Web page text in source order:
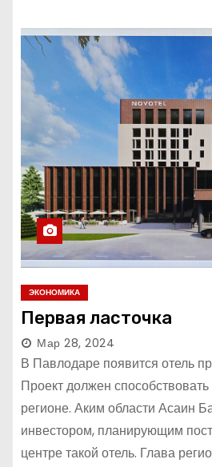
ЭКОНОМИКА
Первая ласточка
Мар 28, 2024
В Павлодаре появится отель
Проект должен
регионе. Аким области Асаин
инвестором, планирующим
центре такой отель. Глава